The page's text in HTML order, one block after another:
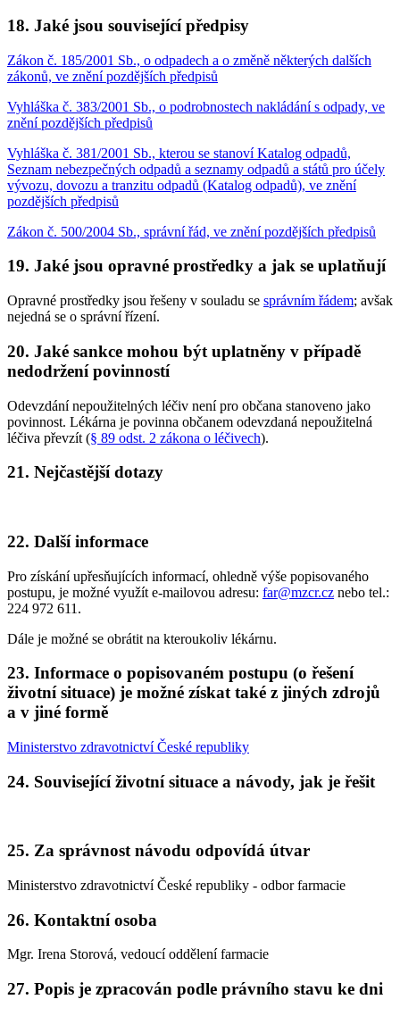
18. Jaké jsou související předpisy
Zákon č. 185/2001 Sb., o odpadech a o změně některých dalších
zákonů, ve znění pozdějších předpisů
Vyhláška č. 383/2001 Sb., o podrobnostech nakládání s odpady, ve
znění pozdějších předpisů
Vyhláška č. 381/2001 Sb., kterou se stanoví Katalog odpadů,
Seznam nebezpečných odpadů a seznamy odpadů a států pro účely
vývozu, dovozu a tranzitu odpadů (Katalog odpadů), ve znění
pozdějších předpisů
Zákon č. 500/2004 Sb., správní řád, ve znění pozdějších předpisů
19. Jaké jsou opravné prostředky a jak se uplatňují
Opravné prostředky jsou řešeny v souladu se správním řádem; avšak
nejedná se o správní řízení.
20. Jaké sankce mohou být uplatněny v případě
nedodržení povinností
Odevzdání nepoužitelných léčiv není pro občana stanoveno jako
povinnost. Lékárna je povinna občanem odevzdaná nepoužitelná
léčiva převzít (§ 89 odst. 2 zákona o léčivech).
21. Nejčastější dotazy
22. Další informace
Pro získání upřesňujících informací, ohledně výše popisovaného
postupu, je možné využít e-mailovou adresu: far@mzcr.cz nebo tel.:
224 972 611.
Dále je možné se obrátit na kteroukoliv lékárnu.
23. Informace o popisovaném postupu (o řešení
životní situace) je možné získat také z jiných zdrojů
a v jiné formě
Ministerstvo zdravotnictví České republiky
24. Související životní situace a návody, jak je řešit
25. Za správnost návodu odpovídá útvar
Ministerstvo zdravotnictví České republiky - odbor farmacie
26. Kontaktní osoba
Mgr. Irena Storová, vedoucí oddělení farmacie
27. Popis je zpracován podle právního stavu ke dni